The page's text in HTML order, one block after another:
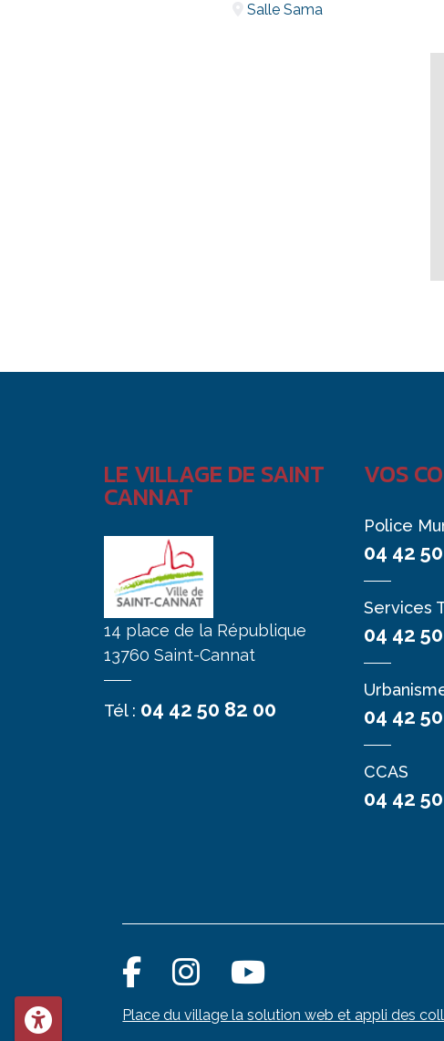
Salle Sama
LE VILLAGE DE SAINT
CANNAT
14 place de la République
13760 Saint-Cannat
Tél : 04 42 50 82 00
VOS
Police
04 42
Services
04 42
04 42
CCAS
04 42
Place du village la solution web et appli des